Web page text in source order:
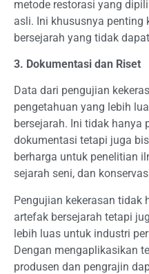
metode restorasi yang
asli. Ini khususnya penting
bersejarah yang tidak
3. Dokumentasi dan Riset
Data dari pengujian
pengetahuan yang lebih
bersejarah. Ini tidak hanya
dokumentasi tetapi juga
berharga untuk penelitian
sejarah seni, dan
Pengujian kekerasan tidak
artefak bersejarah tetapi
lebih luas untuk industri
Dengan mengaplikasikan
produsen dan pengrajin